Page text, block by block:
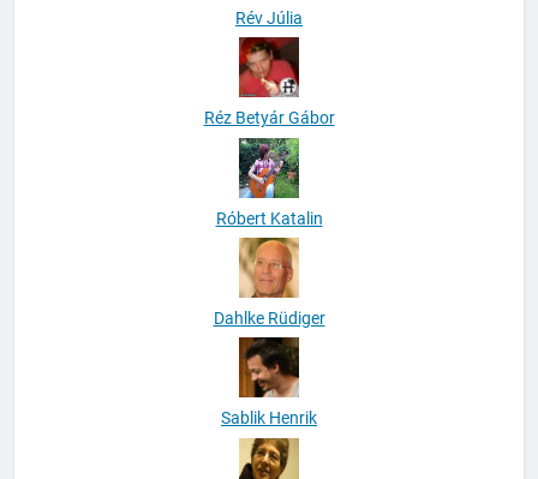
Rév Júlia
Réz Betyár Gábor
Róbert Katalin
Dahlke Rüdiger
Sablik Henrik